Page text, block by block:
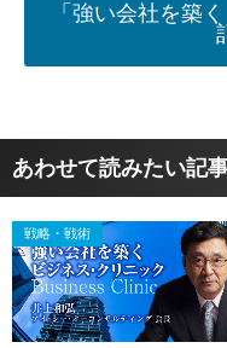
「強い会社を築
あわせて読みたい記
戦略・戦術